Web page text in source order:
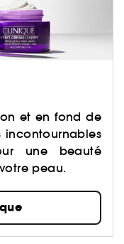
et en fond de
incontournables
une beauté
peau.